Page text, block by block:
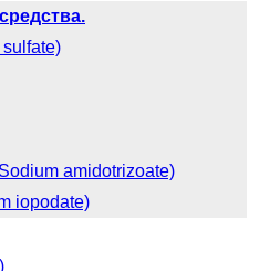
amidotrizoate)
iopodate)